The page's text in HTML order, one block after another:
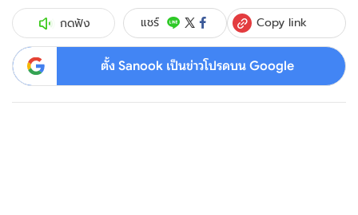
กดฟัง แชร์ Copy link
ตั้ง Sanook เป็นข่าวโปรดบน Google